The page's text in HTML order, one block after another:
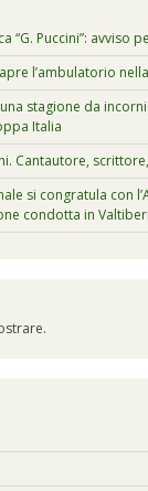
“G. Puccini”: avviso
l’ambulatorio
stagione da
Italia
Cantautore,
si congratula con
condotta in